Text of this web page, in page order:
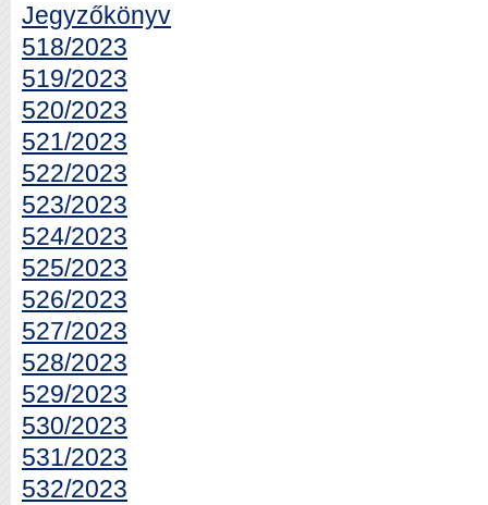
Jegyzőkönyv
518/2023
519/2023
520/2023
521/2023
522/2023
523/2023
524/2023
525/2023
526/2023
527/2023
528/2023
529/2023
530/2023
531/2023
532/2023